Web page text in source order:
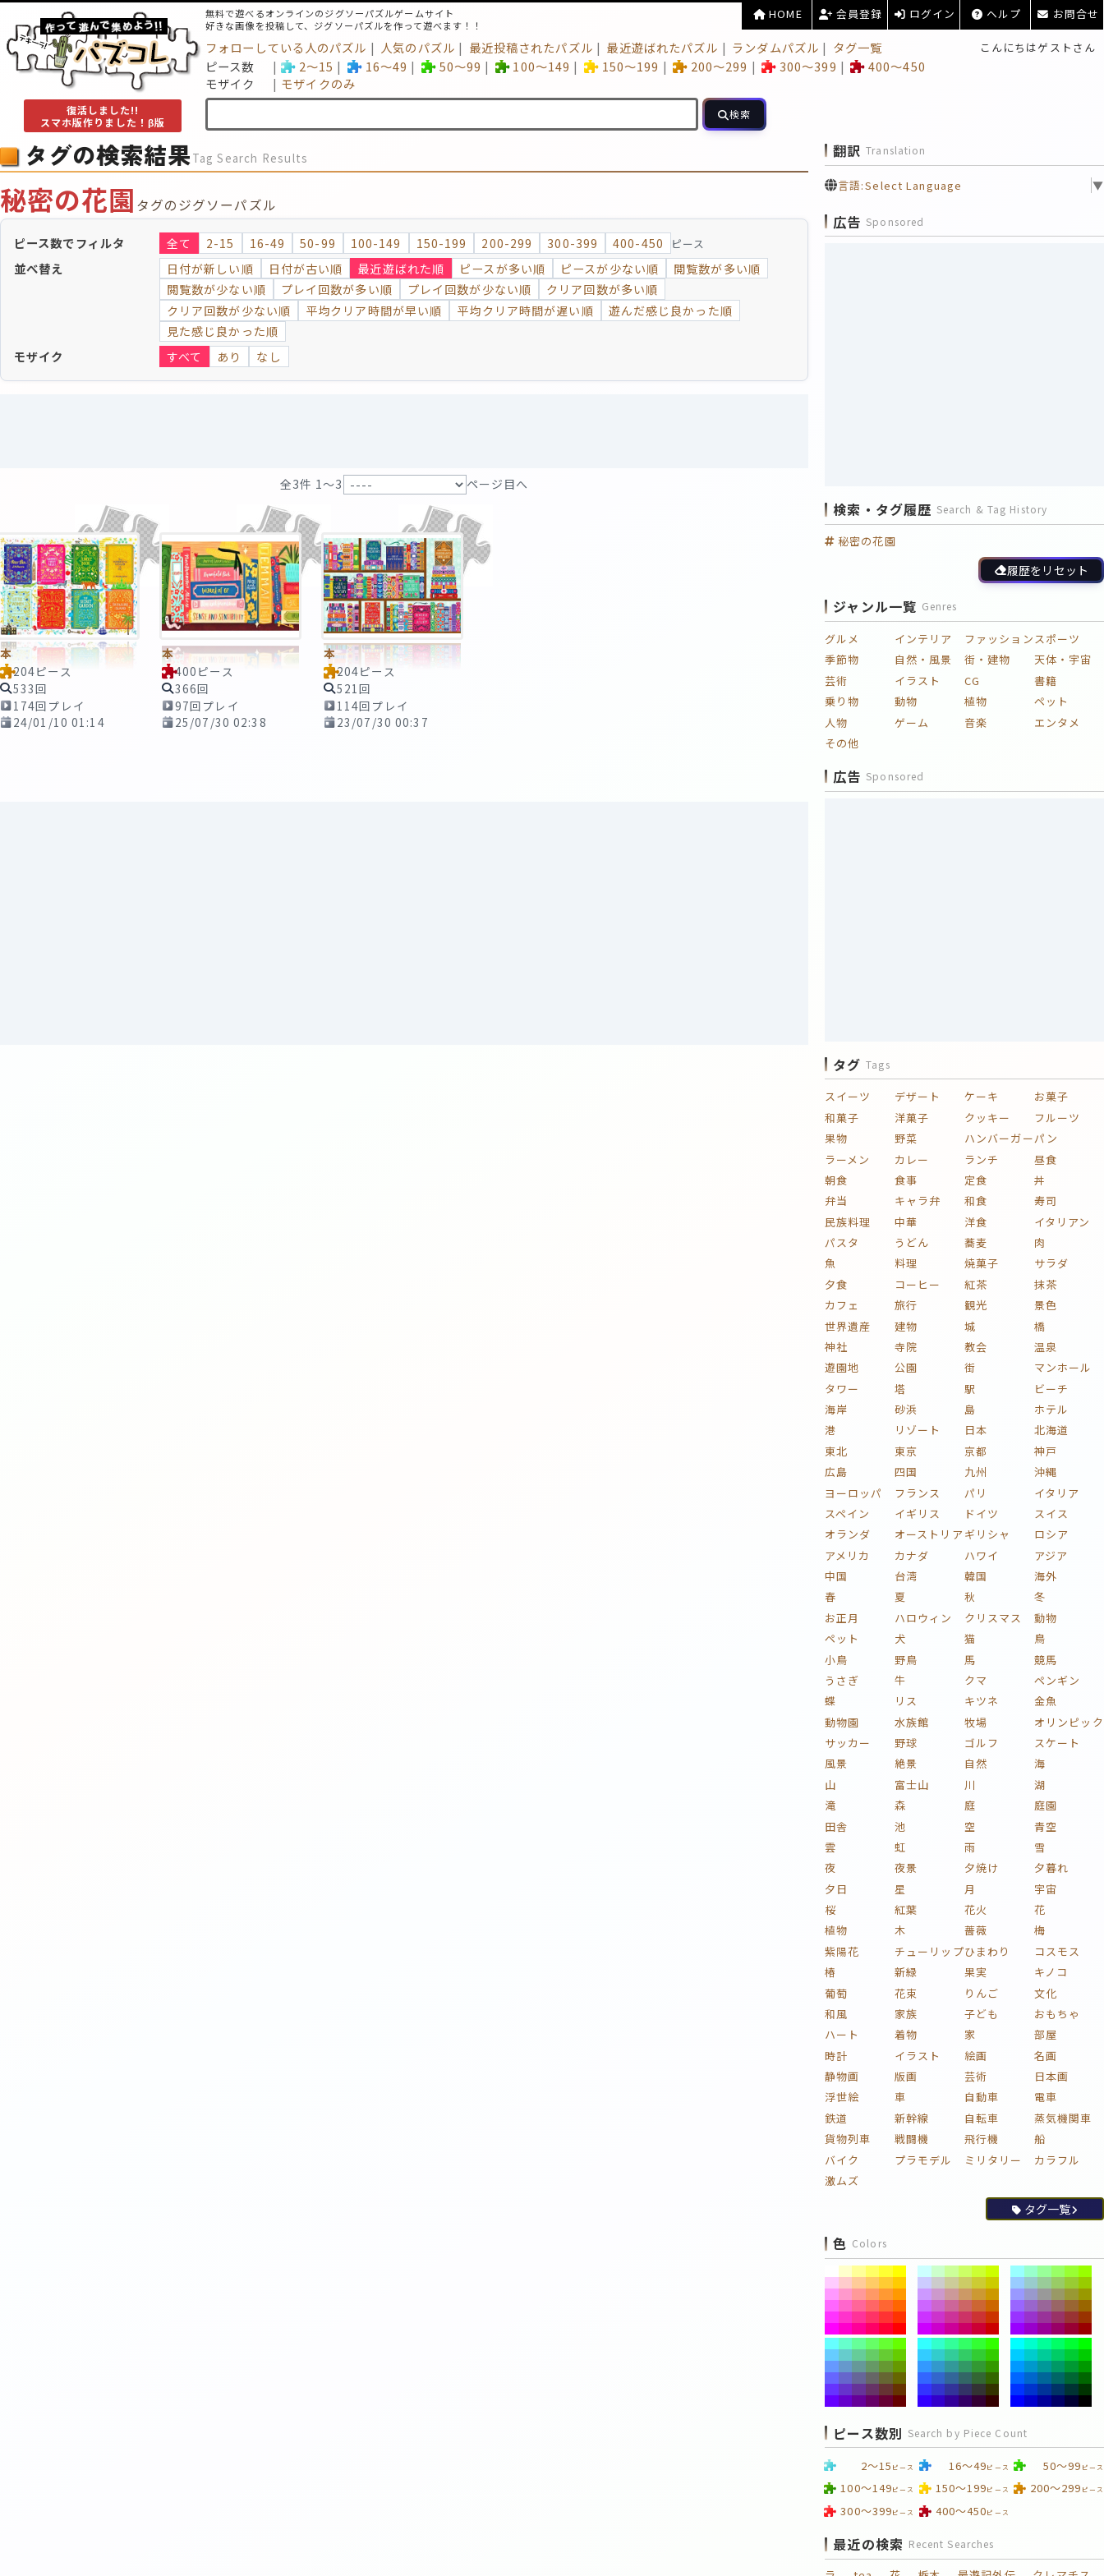
復活しました!!
スマホ版作りました！β版
検索
無料で遊べるオンラインのジグソーパズルゲームサイト
好きな画像を投稿して、ジグソーパズルを作って遊べます！！
HOME 会員登録 ログイン ヘルプ お問合せ
こんにちはゲストさん
フォローしている人のパズル 人気のパズル 最近投稿されたパズル 最近遊ばれたパズル ランダムパズル
タグ一覧
ピース数
2～15 16～49 50～99 100～149 150～199 200～299 300～399
400～450
モザイク
モザイクのみ
タグの検索結果Tag Search Results
秘密の花園 タグのジグソーパズル
ピース数でフィルタ 全て 2-15 16-49 50-99 100-149 150-199 200-299 300-399 400-450 ピース
並べ替え 日付が新しい順 日付が古い順 最近遊ばれた順 ピースが多い順 ピースが少ない順
閲覧数が多い順
閲覧数が少ない順
プレイ回数が多い順 プレイ回数が少ない順
クリア回数が多い順
クリア回数が少ない順
平均クリア時間が早い順 平均クリア時間が遅い順
遊んだ感じ良かった順
見た感じ良かった順
モザイク すべて あり なし
全3件 1〜3 ページ目へ
本
204ピース
533回
174回プレイ
24/01/10 01:14
本
400ピース
366回
97回プレイ
25/07/30 02:38
本
204ピース
521回
114回プレイ
23/07/30 00:37
翻訳 Translation
言語:Select Language ▼
広告 Sponsored
検索・タグ履歴 Search & Tag History
秘密の花園
履歴をリセット
ジャンル一覧 Genres
グルメ インテリア ファッションスポーツ
季節物
自然・風景 街・建物
天体・宇宙
芸術
イラスト CG
書籍
乗り物
動物 植物
ペット
人物
ゲーム 音楽
エンタメ
その他
広告 Sponsored
タグ Tags
スイーツ デザート ケーキ
お菓子
和菓子
洋菓子 クッキー
フルーツ
果物
野菜 ハンバーガーパン
ラーメン
カレー ランチ
昼食
朝食
食事 定食
丼
弁当
キャラ弁 和食
寿司
民族料理
中華 洋食
イタリアン
パスタ
うどん 蕎麦
肉
魚
料理 焼菓子
サラダ
夕食
コーヒー 紅茶
抹茶
カフェ
旅行 観光
景色
世界遺産
建物 城
橋
神社
寺院 教会
温泉
遊園地
公園 街
マンホール
タワー
塔 駅
ビーチ
海岸
砂浜 島
ホテル
港
リゾート 日本
北海道
東北
東京 京都
神戸
広島
四国 九州
沖縄
ヨーロッパ
フランス パリ
イタリア
スペイン
イギリス ドイツ
スイス
オランダ
オーストリア ギリシャ
ロシア
アメリカ
カナダ ハワイ
アジア
中国
台湾 韓国
海外
春
夏 秋
冬
お正月
ハロウィン クリスマス
動物
ペット
犬 猫
鳥
小鳥
野鳥 馬
競馬
うさぎ
牛 クマ
ペンギン
蝶
リス キツネ
金魚
動物園
水族館 牧場
オリンピック
サッカー
野球 ゴルフ
スケート
風景
絶景 自然
海
山
富士山 川
湖
滝
森 庭
庭園
田舎
池 空
青空
雲
虹 雨
雪
夜
夜景 夕焼け
夕暮れ
夕日
星 月
宇宙
桜
紅葉 花火
花
植物
木 薔薇
梅
紫陽花
チューリップひまわり
コスモス
椿
新緑 果実
キノコ
葡萄
花束 りんご
文化
和風
家族 子ども
おもちゃ
ハート
着物 家
部屋
時計
イラスト 絵画
名画
静物画
版画 芸術
日本画
浮世絵
車 自動車
電車
鉄道
新幹線 自転車
蒸気機関車
貨物列車
戦闘機 飛行機
船
バイク
プラモデル ミリタリー
カラフル
激ムズ
タグ一覧
色 Colors
ピース数別 Search by Piece Count
2～15 ピース 16～49ピース 50～99 ピース
100～149ピース 150～199ピース 200～299 ピース
300～399ピース 400～450ピース
最近の検索 Recent Searches